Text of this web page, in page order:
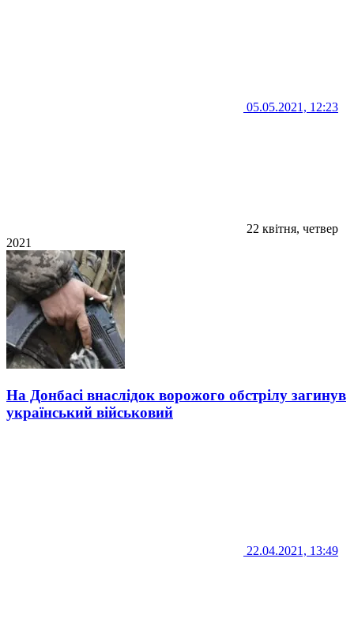
05.05.2021, 12:23
22 квітня, четвер
2021
На Донбасі внаслідок ворожого обстрілу загинув
український військовий
22.04.2021, 13:49